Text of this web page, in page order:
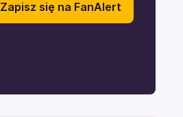
Zapisz się na FanAlert